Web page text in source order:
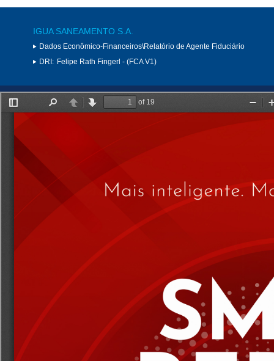
IGUA SANEAMENTO S.A.
Dados Econômico-Financeiros\Relatório de Agente Fiduciário
DRI: Felipe Rath Fingerl - (FCA V1)